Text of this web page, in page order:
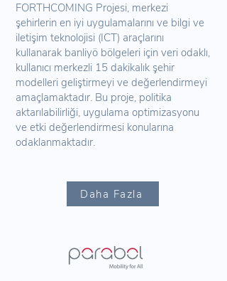
FORTHCOMING Projesi, merkezi
şehirlerin en iyi uygulamalarını ve bilgi ve
iletişim teknolojisi (ICT) araçlarını
kullanarak banliyö bölgeleri için veri odaklı,
kullanıcı merkezli 15 dakikalık şehir
modelleri geliştirmeyi ve değerlendirmeyi
amaçlamaktadır. Bu proje, politika
aktarılabilirliği, uygulama optimizasyonu
ve etki değerlendirmesi konularına
odaklanmaktadır.
Daha Fazla